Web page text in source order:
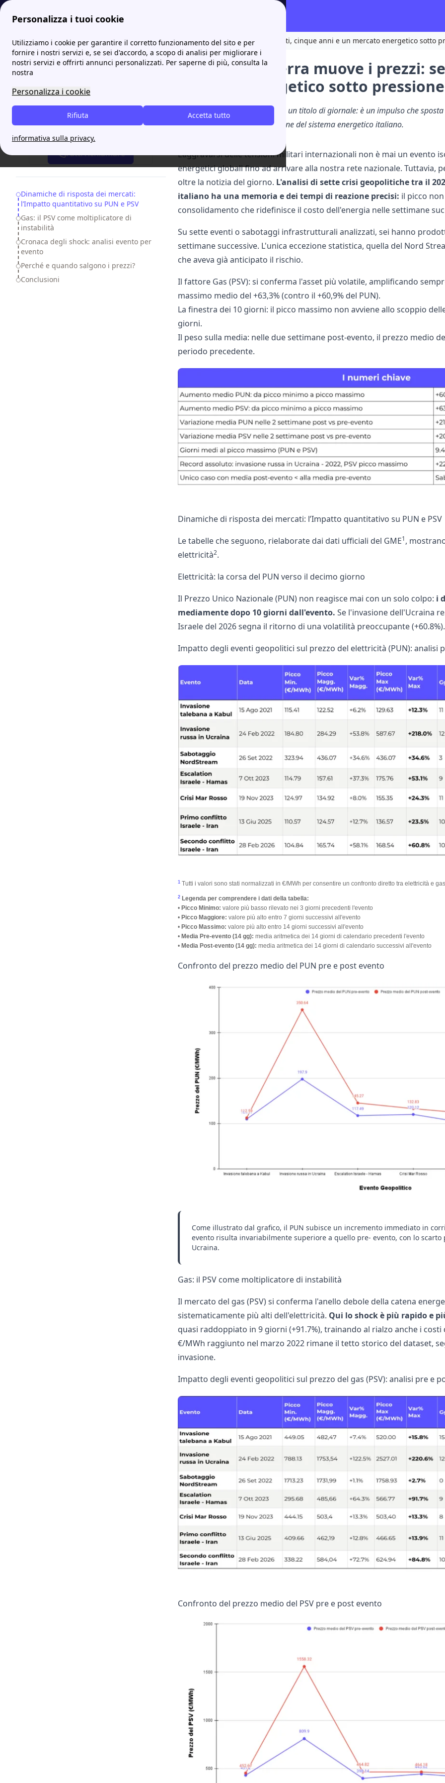
Personalizza i tuoi cookie
Utilizziamo i cookie per garantire il corretto funzionamento del sito e per
fornire i nostri servizi e, se sei d'accordo, a scopo di analisi per migliorare i
nostri servizi e offrirti annunci personalizzati. Per saperne di più, consulta la
nostra
Personalizza i cookie
Accetta tutto
Rifiuta
informativa sulla privacy.
Papernest.it Report di papernest Quando la guerra muove i prezzi: sette eventi, cinque anni e un mercato energetico sotto
Fatti richiamare
Table of Contents
Dinamiche di risposta dei mercati:
l’Impatto quantitativo su PUN e PSV
Gas: il PSV come moltiplicatore di
instabilità
Cronaca degli shock: analisi evento per
evento
Perché e quando salgono i prezzi?
Conclusioni
Quando la guerra muove i prezzi:
mercato energetico sotto pressione
Lo shock geopolitico non è solo un titolo di giornale: è un impulso che
tempi e delle intensità di reazione del sistema energetico italiano.
L’aggravarsi delle tensioni militari internazionali non è mai un evento
energetici globali fino ad arrivare alla nostra rete nazionale.
oltre la notizia del giorno. L'analisi di sette crisi geopolitiche tra il
italiano ha una memoria e dei tempi di reazione precisi: il picco
consolidamento che ridefinisce il costo dell'energia nelle settimane
Su sette eventi o sabotaggi infrastrutturali analizzati, sei hanno
settimane successive. L'unica eccezione statistica, quella del Nord
che aveva già anticipato il rischio.
Il fattore Gas (PSV): si conferma l'asset più volatile, amplificando
massimo medio del +63,3% (contro il +60,9% del PUN).
La finestra dei 10 giorni: il picco massimo non avviene allo scoppio
giorni.
Il peso sulla media: nelle due settimane post-evento, il prezzo medio
periodo precedente.
Dinamiche di risposta dei mercati: l’Impatto quantitativo su PUN e PSV
Le tabelle che seguono, rielaborate dai dati ufficiali del GME1,
elettricità2.
Elettricità: la corsa del PUN verso il decimo giorno
Il Prezzo Unico Nazionale (PUN) non reagisce mai con un solo colpo: i
mediamente dopo 10 giorni dall'evento. Se l'invasione dell'Ucraina
Israele del 2026 segna il ritorno di una volatilità preoccupante (+60.8%).
Impatto degli eventi geopolitici sul prezzo del elettricità (PUN): analisi
1 Tutti i valori sono stati normalizzati in €/MWh per consentire un confronto diretto tra elettricità e
2 Legenda per comprendere i dati della tabella:
• Picco Minimo: valore più basso rilevato nei 3 giorni precedenti l'evento
• Picco Maggiore: valore più alto entro 7 giorni successivi all'evento
• Picco Massimo: valore più alto entro 14 giorni successivi all'evento
• Media Pre-evento (14 gg): media aritmetica dei 14 giorni di calendario precedenti l'evento
• Media Post-evento (14 gg): media aritmetica dei 14 giorni di calendario successivi all'evento
Confronto del prezzo medio del PUN pre e post evento
Come illustrato dal grafico, il PUN subisce un incremento immediato in
evento risulta invariabilmente superiore a quello pre- evento, con lo
Ucraina.
Gas: il PSV come moltiplicatore di instabilità
Il mercato del gas (PSV) si conferma l'anello debole della catena
sistematicamente più alti dell'elettricità. Qui lo shock è più rapido e
quasi raddoppiato in 9 giorni (+91.7%), trainando al rialzo anche i
€/MWh raggiunto nel marzo 2022 rimane il tetto storico del dataset,
invasione.
Impatto degli eventi geopolitici sul prezzo del gas (PSV): analisi pre e
Confronto del prezzo medio del PSV pre e post evento